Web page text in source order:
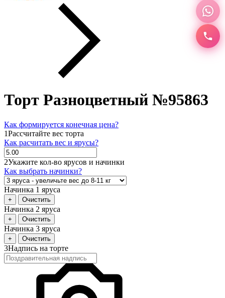
Торт Разноцветный №95863
Как формируется конечная цена?
1Рассчитайте вес торта
Как расчитать вес и ярусы?
2Укажите кол-во ярусов и начинки
Как выбрать начинки?
Начинка 1 яруса
+ Очистить
Начинка 2 яруса
+ Очистить
Начинка 3 яруса
+ Очистить
3Надпись на торте